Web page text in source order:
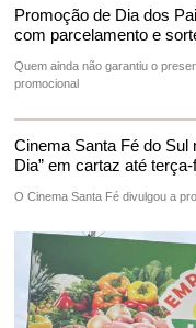
Promoção de Dia dos
com parcelamento e
Quem ainda não garantiu o
promocional
Cinema Santa Fé do
Dia” em cartaz até terça-
O Cinema Santa Fé divulgou a